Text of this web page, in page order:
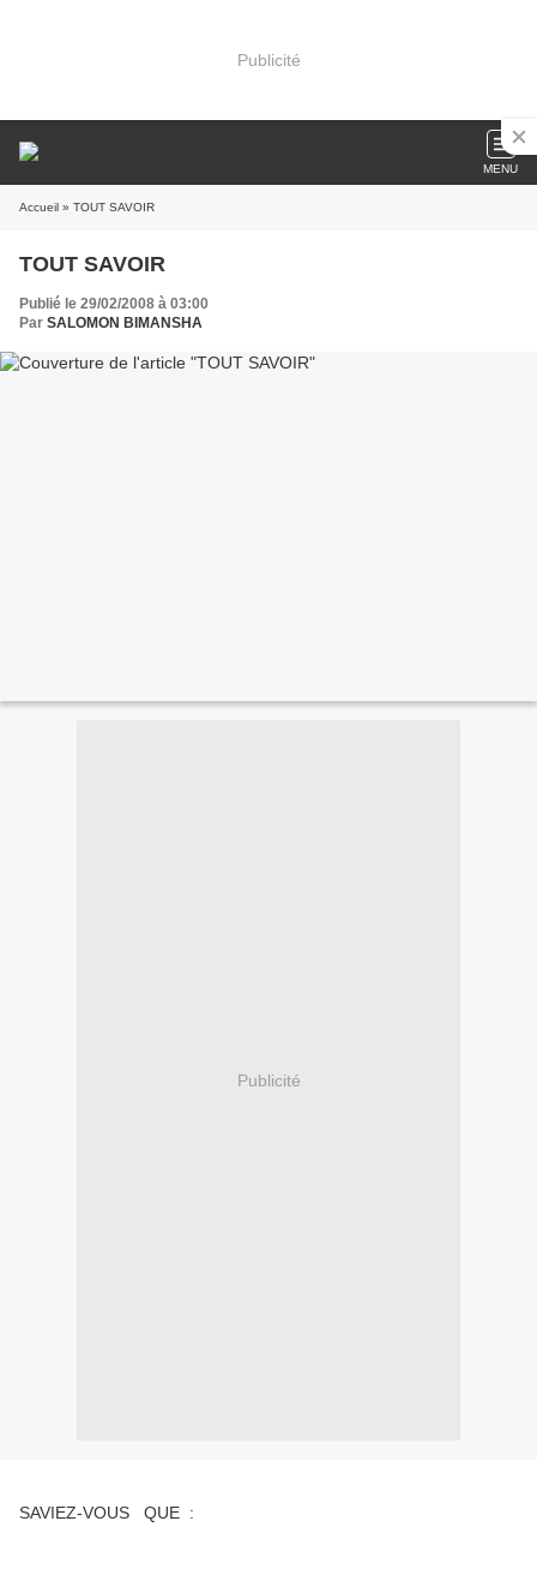
Publicité
MENU
Accueil » TOUT SAVOIR
TOUT SAVOIR
Publié le 29/02/2008 à 03:00
Par SALOMON BIMANSHA
Publicité
SAVIEZ-VOUS QUE :